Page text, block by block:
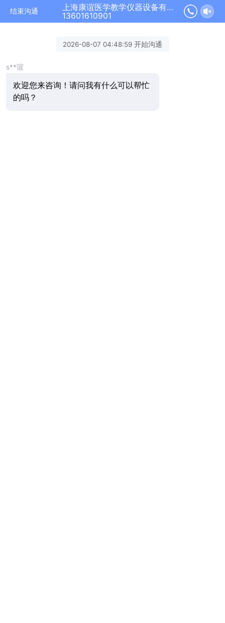
结束沟通
上海康谊医学教学仪器设备有限公司正在为您服务
13601610901
2026-08-07 04:48:59 开始沟通
s**谊
欢迎您来咨询！请问我有什么可以帮忙
的吗？